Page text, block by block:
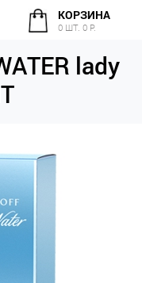
КОРЗИНА
0 ШТ. 0 Р.
lady